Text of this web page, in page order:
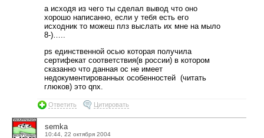
а исходя из чего ты сделал вывод что оно
хорошо написанно, если у тебя есть его
исходник то можеш плз выслать их мне на мыло
8-)…..
ps единственной осью которая получила
сертифекат соответствия(в россии) в котором
сказанно что данная ос не имеет
недокументированных особенностей (читать
глюков) это qnx.
Ответить Цитировать
semka
10:44, 22 октября 2004